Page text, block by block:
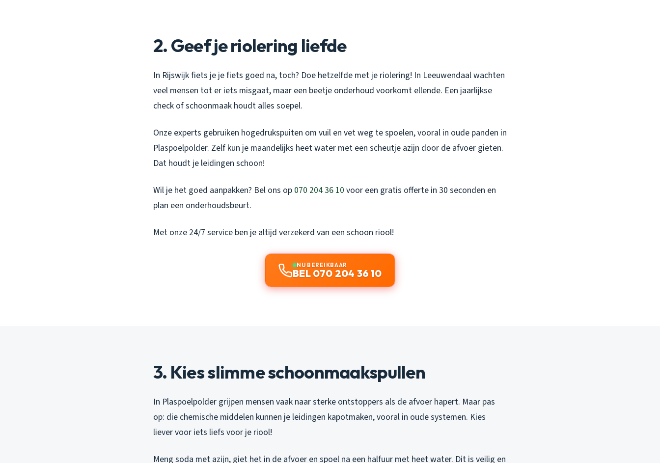
2. Geef je riolering liefde
In Rijswijk fiets je je fiets goed na, toch? Doe hetzelfde met je riolering! In Leeuwendaal wachten
veel mensen tot er iets misgaat, maar een beetje onderhoud voorkomt ellende. Een jaarlijkse
check of schoonmaak houdt alles soepel.
Onze experts gebruiken hogedrukspuiten om vuil en vet weg te spoelen, vooral in oude panden in
Plaspoelpolder. Zelf kun je maandelijks heet water met een scheutje azijn door de afvoer gieten.
Dat houdt je leidingen schoon!
Wil je het goed aanpakken? Bel ons op 070 204 36 10 voor een gratis offerte in 30 seconden en
plan een onderhoudsbeurt.
Met onze 24/7 service ben je altijd verzekerd van een schoon riool!
NU BEREIKBAAR
BEL 070 204 36 10
3. Kies slimme schoonmaakspullen
In Plaspoelpolder grijpen mensen vaak naar sterke ontstoppers als de afvoer hapert. Maar pas
op: die chemische middelen kunnen je leidingen kapotmaken, vooral in oude systemen. Kies
liever voor iets liefs voor je riool!
Meng soda met azijn, giet het in de afvoer en spoel na een halfuur met heet water. Dit is veilig en